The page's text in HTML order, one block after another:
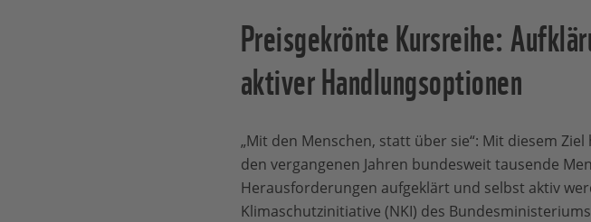
Preisgekrönte Kursreihe:
aktiver Handlungsoptionen
„Mit den Menschen, statt über sie“: Mit diesem
den vergangenen Jahren bundesweit tausende
Herausforderungen aufgeklärt und selbst aktiv
Klimaschutzinitiative (NKI) des